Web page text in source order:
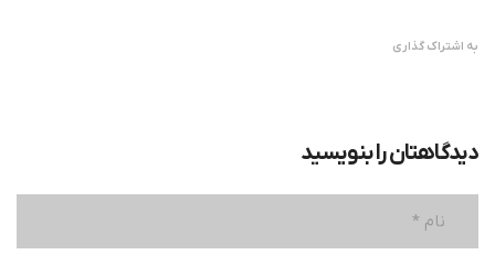
به اشتراک گذاری
دیدگاهتان را بنویسید